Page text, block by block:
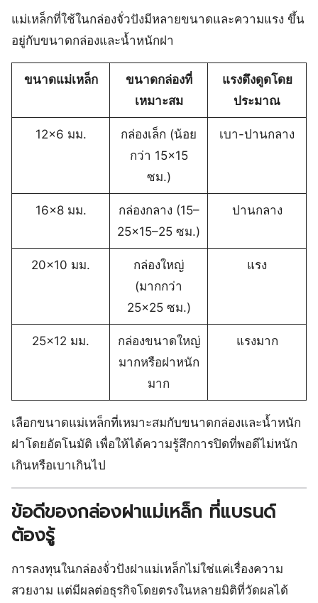
แม่เหล็กที่ใช้ในกล่องจั่วปังมีหลายขนาดและความแรง ขึ้น
อยู่กับขนาดกล่องและน้ำหนักฝา
ขนาดแม่เหล็ก
ขนาดกล่องที่
เหมาะสม
แรงดึงดูดโดย
ประมาณ
12×6 มม.
กล่องเล็ก (น้อย
กว่า 15×15
ซม.)
เบา-ปานกลาง
16×8 มม.
กล่องกลาง (15–
25×15–25 ซม.)
ปานกลาง
20×10 มม.
กล่องใหญ่
(มากกว่า
25×25 ซม.)
แรง
25×12 มม.
กล่องขนาดใหญ่
มากหรือฝาหนัก
มาก
แรงมาก
เลือกขนาดแม่เหล็กที่เหมาะสมกับขนาดกล่องและน้ำหนัก
ฝาโดยอัตโนมัติ เพื่อให้ได้ความรู้สึกการปิดที่พอดีไม่หนัก
เกินหรือเบาเกินไป
ข้อดีของกล่องฝาแม่เหล็ก ที่แบรนด์
ต้องรู้
การลงทุนในกล่องจั่วปังฝาแม่เหล็กไม่ใช่แค่เรื่องความ
สวยงาม แต่มีผลต่อธุรกิจโดยตรงในหลายมิติที่วัดผลได้